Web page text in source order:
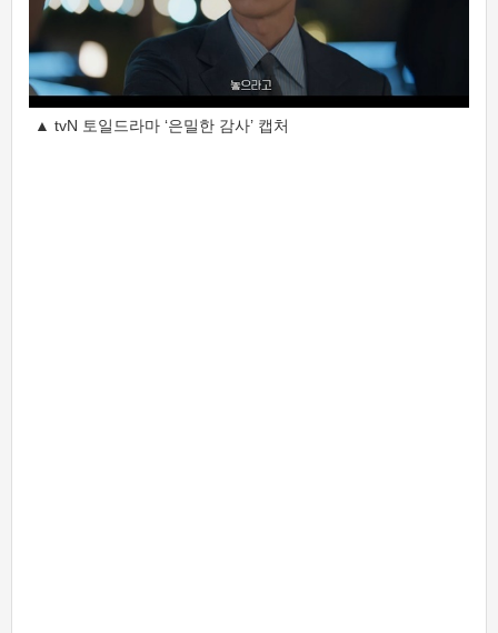
▲ tvN 토일드라마 ‘은밀한 감사’ 캡처